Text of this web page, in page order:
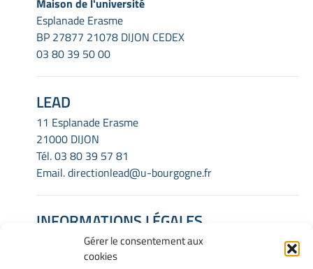
Gérer le consentement aux
cookies
Maison de l'université
Esplanade Erasme
BP 27877 21078 DIJON CEDEX
03 80 39 50 00
LEAD
11 Esplanade Erasme
21000 DIJON
Tél.03 80 39 57 81
Email.directionlead@u-bourgogne.fr
INFORMATIONS LÉGALES
Mentions Légales
Gérer mes cookies